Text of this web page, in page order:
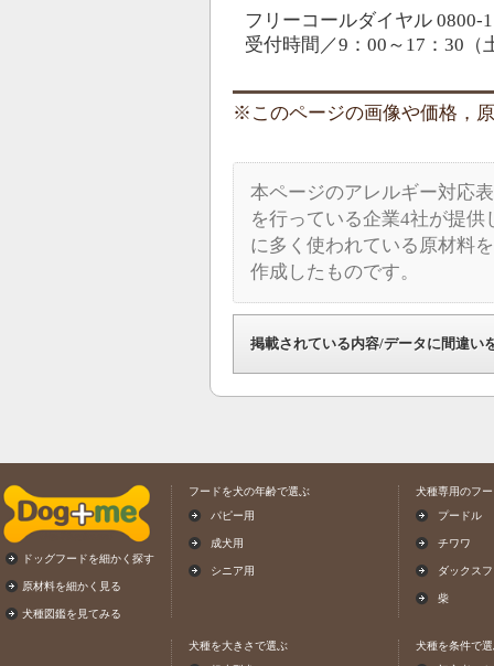
フリーコールダイヤル 0800-
受付時間／9：00～17：30
このページの画像や価格，
本ページのアレルギー対応
を行っている企業4社が提
に多く使われている原材料
作成したものです。
掲載されている内容/データに間違い
ドッグフードを細かく探す
原材料を細かく見る
犬種図鑑を見てみる
フードを犬の年齢で選ぶ
パピー用
成犬用
シニア用
犬種専用のフ
プードル
チワワ
ダックス
柴
犬種を大きさで選ぶ
犬種を条件で